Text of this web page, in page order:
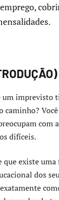
um imprevisto
caminho?
com
difíceis.
que existe
dos